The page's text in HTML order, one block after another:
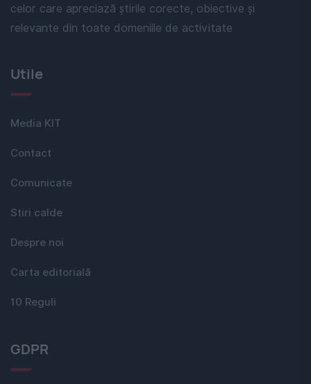
celor care apreciază știrile corecte, obiective și
relevante din toate domeniile de activitate
Utile
Media KIT
Contact
Comunicate
Stiri calde
Despre noi
Carta editorială
10 Reguli
GDPR